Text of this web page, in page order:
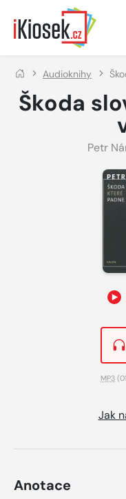
Přejít na hlavní obsah
Audioknihy
Škoda
Petr
MP3
Jak
Anotace